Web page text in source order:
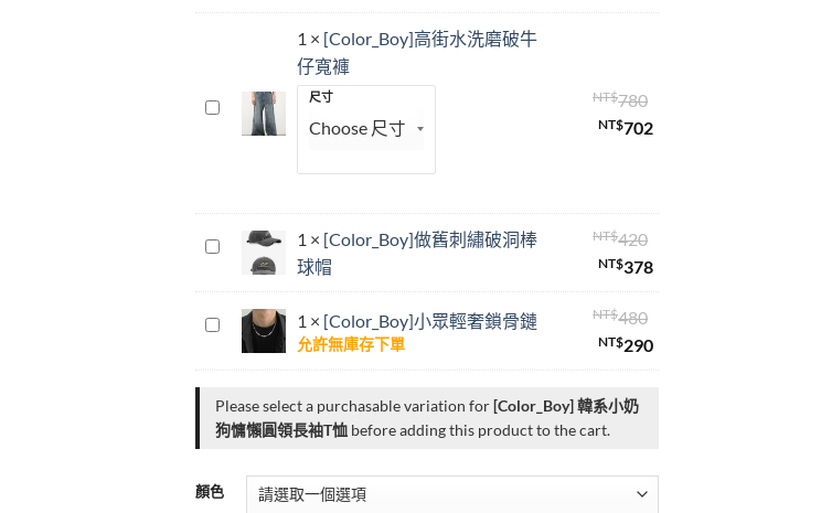
系
慵
袖
恤
[Color_Boy]
破
寬
1 × [Color_Boy]高街水洗磨破牛
仔寬褲
尺寸 NT$780
始
NT$780。
NT$702目
格：
[Color_Boy]
舊
刺
破
棒
1 × [Color_Boy]做舊刺繡破洞棒
球帽
NT$420
始
價
NT$420。
NT$378目
前
格：
NT$378。
[Color_Boy]
眾
奢
鏈
1 × [Color_Boy]小眾輕奢鎖骨鏈
允許無庫存下單
NT$480
始
價
NT$290目
前
Please select a purchasable variation for[Color_Boy] 韓系小奶
狗慵懶圓領長袖T恤 before adding this product to the cart.
顏色